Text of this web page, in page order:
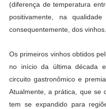
(diferença de temperatura
positivamente, na
consequentemente, dos vinhos.
Os primeiros vinhos obtidos
no início da última década
circuito gastronômico e
Atualmente, a prática, que se
tem se expandido para